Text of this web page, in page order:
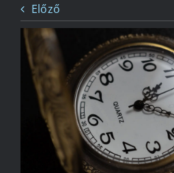
Csatlakozz!
Történetünk
Kapcsolat
Előző